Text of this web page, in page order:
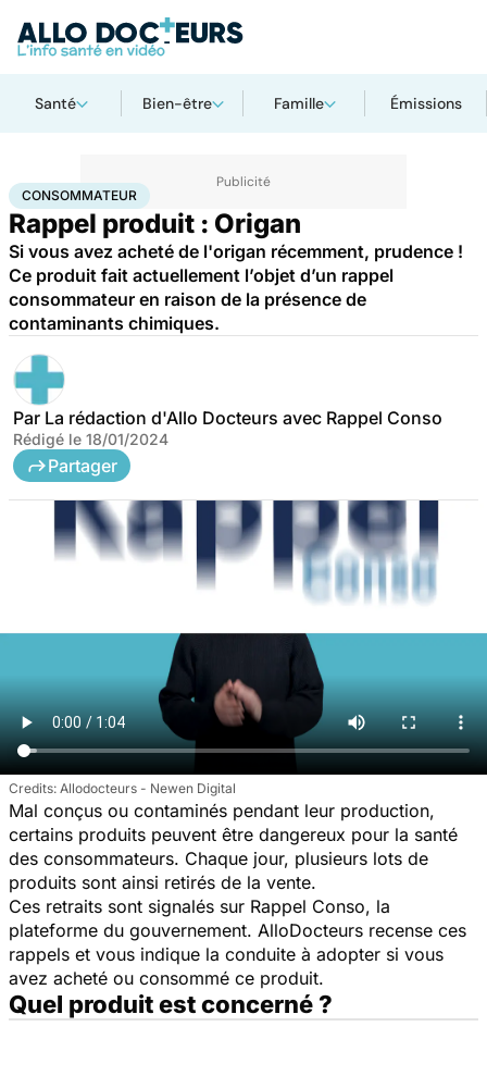
Santé Bien-être Famille Émissions
AccueilSantéConsommateur
CONSOMMATEUR
Rappel produit : Origan
Si vous avez acheté de l'origan récemment, prudence !
Ce produit fait actuellement l’objet d’un rappel
consommateur en raison de la présence de
contaminants chimiques.
Par La rédaction d'Allo Docteurs avec Rappel Conso
Rédigé le 18/01/2024
Partager
Allodocteurs - Newen Digital
Mal conçus ou contaminés pendant leur production,
certains produits peuvent être dangereux pour la santé
des consommateurs. Chaque jour, plusieurs lots de
produits sont ainsi retirés de la vente.
Ces retraits sont signalés sur Rappel Conso, la
plateforme du gouvernement. AlloDocteurs recense ces
rappels et vous indique la conduite à adopter si vous
avez acheté ou consommé ce produit.
Quel produit est concerné ?